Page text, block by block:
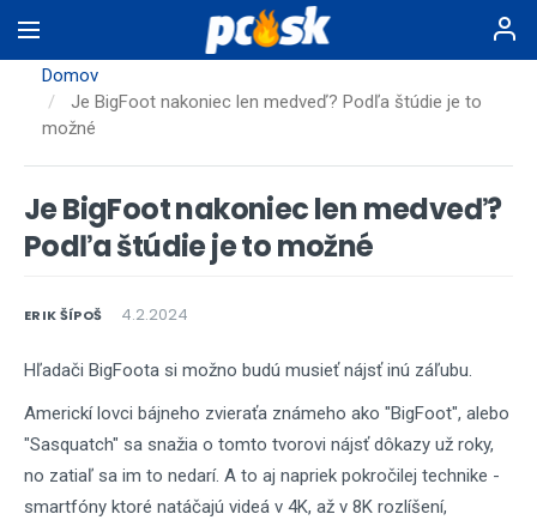
na
hlavnýDomov
Je BigFoot nakoniec len medveď? Podľa štúdie je to
možné
Je BigFoot nakoniec len medveď?
Podľa štúdie je to možné
ERIK ŠÍPOŠ 4.2.2024
Hľadači BigFoota si možno budú musieť nájsť inú záľubu.
Americkí lovci bájneho zvieraťa známeho ako "BigFoot", alebo
"Sasquatch" sa snažia o tomto tvorovi nájsť dôkazy už roky,
no zatiaľ sa im to nedarí. A to aj napriek pokročilej technike -
smartfóny ktoré natáčajú videá v 4K, až v 8K rozlíšení,